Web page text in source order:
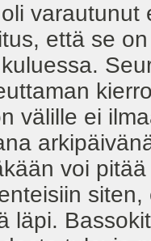
että se
välille ei
voi
läpi.